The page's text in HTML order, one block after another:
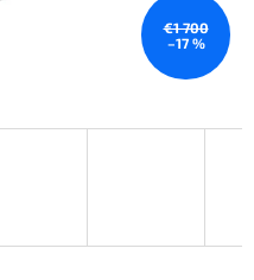
€1 700
–17 %